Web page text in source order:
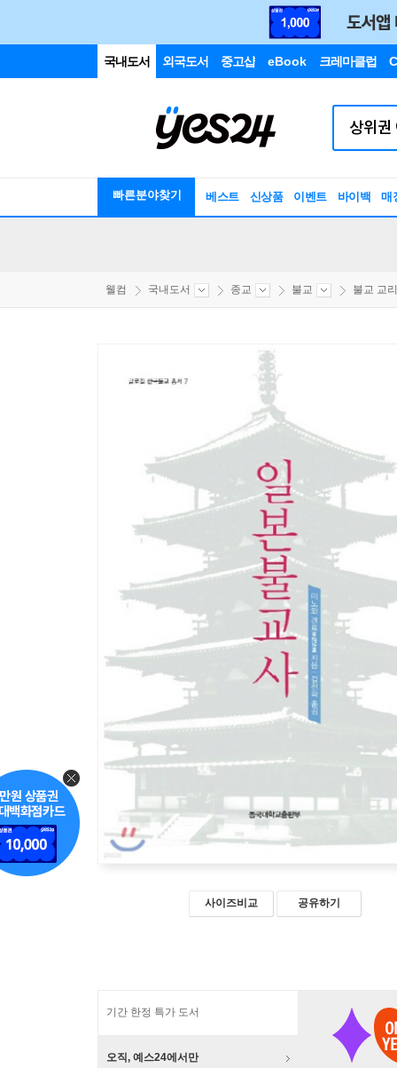
국내도서 외국도서 중고샵 eBook 크레마클럽
빠른분야찾기 베스트 신상품 이벤트 바이백 매
웰컴 국내도서 종교 불교 불교 교
사이즈비교 공유하기
기간 한정 특가 도서
오직, 예스24에서만